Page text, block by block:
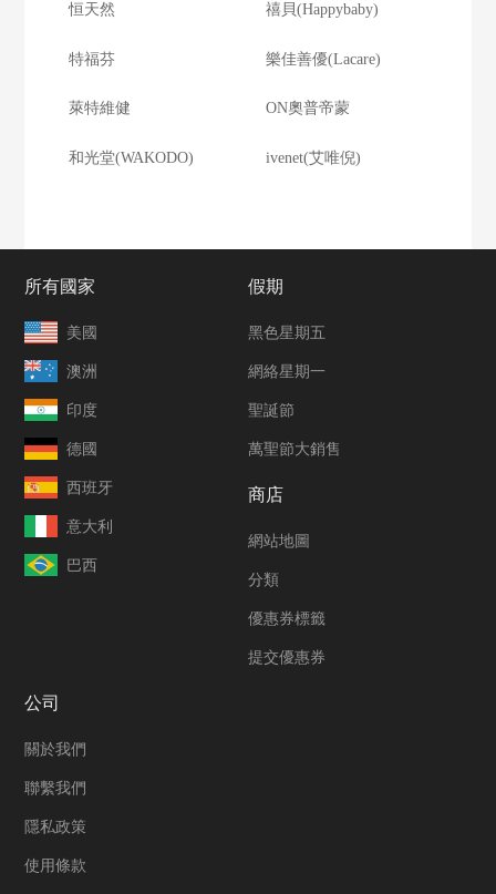
恒天然 禧貝(Happybaby)
特福芬 樂佳善優(Lacare)
萊特維健 ON奧普帝蒙
和光堂(WAKODO) ivenet(艾唯倪)
所有國家
美國
澳洲
印度
德國
西班牙
意大利
巴西
假期
黑色星期五
網絡星期一
聖誕節
萬聖節大銷售
商店
網站地圖
分類
優惠券標籤
提交優惠券
公司
關於我們
聯繫我們
隱私政策
使用條款